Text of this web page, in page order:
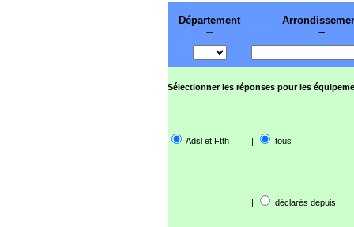
Département
--
--
Sélectionner les réponses pour les
Adsl et Ftth | tous
| déclarés depuis